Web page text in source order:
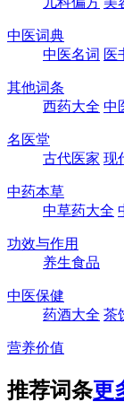
中医词典
中医名词 医
其他词条
西药大全 中
名医堂
古代医家 现
中药本草
中草药大全
功效与作用
养生食品
中医保健
药酒大全 茶
营养价值
推荐词条更